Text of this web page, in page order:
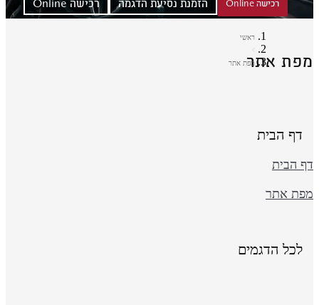
רכישה Online הזמנת נסיעת הדגמה רכישה Online
ראשי
מפת אתראתר
דף הבית
הבית
אתר
לכל הדגמים